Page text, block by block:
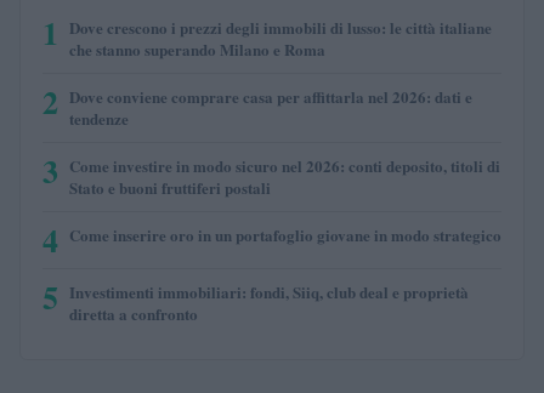
1
Dove crescono i prezzi degli immobili di lusso: le città italiane
che stanno superando Milano e Roma
2 Dove conviene comprare casa per affittarla nel 2026: dati e
tendenze
3 Come investire in modo sicuro nel 2026: conti deposito, titoli di
Stato e buoni fruttiferi postali
4 Come inserire oro in un portafoglio giovane in modo strategico
5 Investimenti immobiliari: fondi, Siiq, club deal e proprietà
diretta a confronto